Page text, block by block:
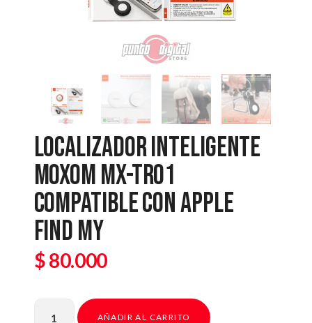
LOCALIZADOR INTELIGENTE
MOXOM MX-TR01
COMPATIBLE CON APPLE
FIND MY
$80.000
AÑADIR AL CARRITO